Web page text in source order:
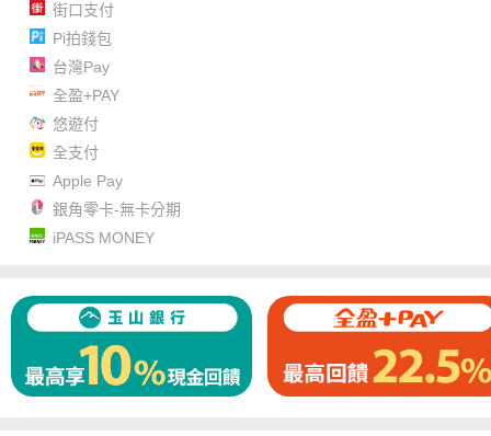
街口支付
Pi拍錢包
台灣Pay
全盈+PAY
悠遊付
全支付
Apple Pay
銀角零卡-無卡分期
iPASS MONEY